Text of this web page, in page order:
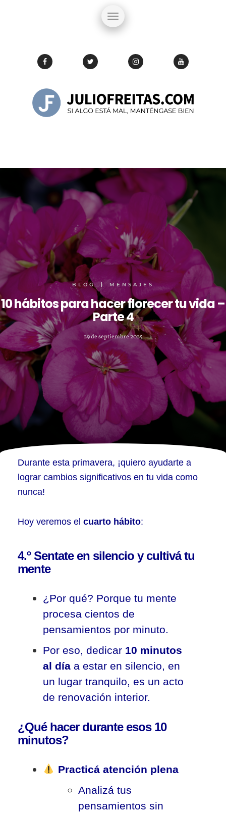
BLOG MENSAJES
10 hábitos para hacer florecer tu vida –
Parte 4
29 de septiembre 2025
10
hábitos
para
florecer
tu
vida
Parte
Durante esta primavera, ¡quiero ayudarte a
lograr cambios significativos en tu vida como
nunca!
Hoy veremos el cuarto hábito:
4.º Sentate en silencio y cultivá tu
mente
¿Por qué? Porque tu mente
procesa cientos de
pensamientos por minuto.
Por eso, dedicar 10 minutos
al día a estar en silencio, en
un lugar tranquilo, es un acto
de renovación interior.
¿Qué hacer durante esos 10
minutos?
Practicá atención plena
Analizá tus
pensamientos sin